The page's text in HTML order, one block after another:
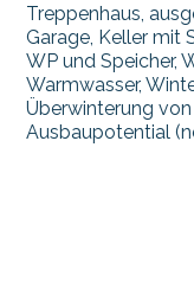
Treppenhaus,
Garage, Keller mit
WP und Speicher,
Warmwasser,
Überwinterung
Ausbaupotential